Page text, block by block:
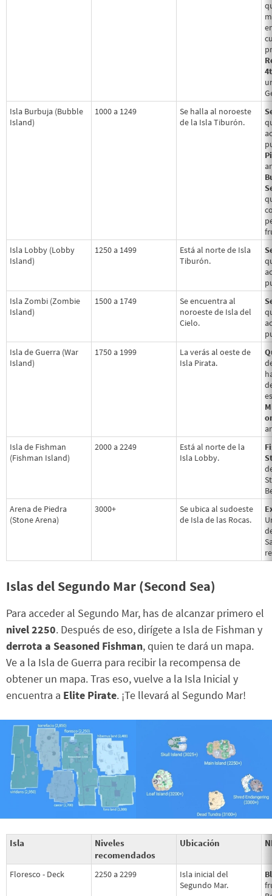
Isla Burbuja (Bubble
Island)
1000 a 1249
Se halla al noroeste
de la Isla Tiburón.
Isla Lobby (Lobby
Island)
1250 a 1499
Está al norte de Isla
Tiburón.
Isla Zombi (Zombie
Island)
1500 a 1749
Se encuentra al
noroeste de Isla del
Cielo.
Isla de Guerra (War
Island)
1750 a 1999
La verás al oeste de
Isla Pirata.
Isla de Fishman
(Fishman Island)
2000 a 2249
Está al norte de la
Isla Lobby.
Arena de Piedra
(Stone Arena)
3000+
Se ubica al sudoeste
de Isla de las Rocas.
Islas del Segundo Mar (Second Sea)
Para acceder al Segundo Mar, has de alcanzar primero el
nivel 2250. Después de eso, dirígete a Isla de Fishman y
derrota a Seasoned Fishman, quien te dará un mapa.
Ve a la Isla de Guerra para recibir la recompensa de
obtener un mapa. Tras eso, vuelve a la Isla Inicial y
encuentra a Elite Pirate. ¡Te llevará al Segundo Mar!
Isla
Niveles
recomendados
Ubicación
Floresco - Deck 2250 a 2299
Isla inicial del
Segundo Mar.